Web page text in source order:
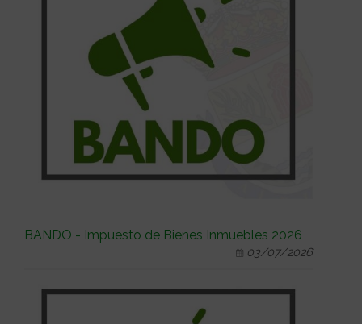
BANDO - Impuesto de Bienes Inmuebles 2026
03/07/2026